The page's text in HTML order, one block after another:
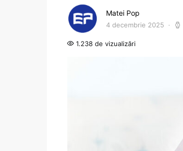
Matei Pop
4 decembrie 2025
1.238 de vizualizări